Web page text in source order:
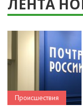
ЛЕНТА
Происшествия